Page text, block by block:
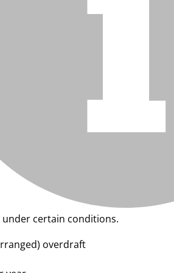
under certain conditions.
overdraft